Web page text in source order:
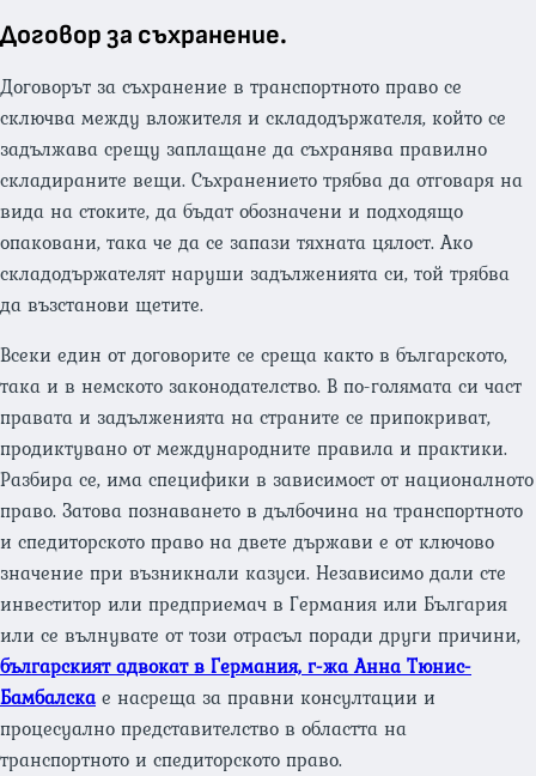
Договор за съхранение.
Договорът за съхранение в транспортното право се
сключва между вложителя и складодържателя, който се
задължава срещу заплащане да съхранява правилно
складираните вещи. Съхранението трябва да отговаря на
вида на стоките, да бъдат обозначени и подходящо
опаковани, така че да се запази тяхната цялост. Ако
складодържателят наруши задълженията си, той трябва
да възстанови щетите.
Всеки един от договорите се среща както в българското,
така и в немското законодателство. В по-голямата си част
правата и задълженията на страните се припокриват,
продиктувано от международните правила и практики.
Разбира се, има специфики в зависимост от националното
право. Затова познаването в дълбочина на транспортното
и спедиторското право на двете държави е от ключово
значение при възникнали казуси. Независимо дали сте
инвеститор или предприемач в Германия или България
или се вълнувате от този отрасъл поради други причини,
българският адвокат в Германия, г-жа Анна Тюнис-
Бамбалска е насреща за правни консултации и
процесуално представителство в областта на
транспортното и спедиторското право.